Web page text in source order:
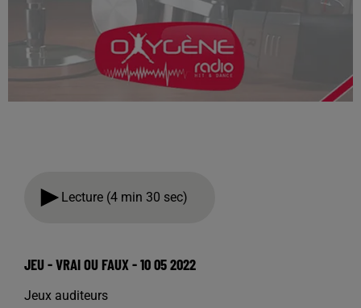
Lecture (4 min 30 sec)
JEU - VRAI OU FAUX - 10 05 2022
Jeux auditeurs